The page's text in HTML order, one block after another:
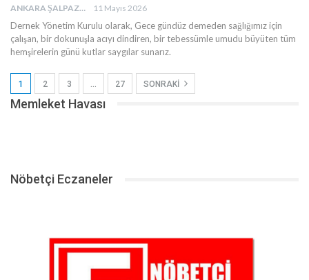
ANKARA ŞALPAZARI AĞASARLILAR EĞITIM KÜLTÜR VE DAYANIŞMA DERNEĞI 11 Mayıs 2026
Dernek Yönetim Kurulu olarak, Gece gündüz demeden sağlığımız için
çalışan, bir dokunuşla acıyı dindiren, bir tebessümle umudu büyüten tüm
hemşirelerin günü kutlar saygılar sunarız.
1 2 3 27 SONRAKI
Memleket Havası
Nöbetçi Eczaneler